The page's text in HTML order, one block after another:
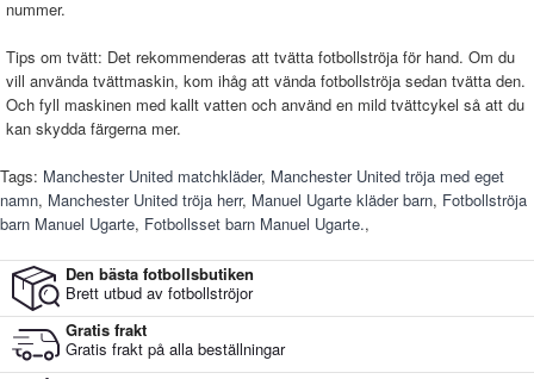
nummer.
Tips om tvätt: Det rekommenderas att tvätta fotbollströja för hand. Om du
vill använda tvättmaskin, kom ihåg att vända fotbollströja sedan tvätta den.
Och fyll maskinen med kallt vatten och använd en mild tvättcykel så att du
kan skydda färgerna mer.
Tags: Manchester United matchkläder, Manchester United tröja med eget
namn, Manchester United tröja herr, Manuel Ugarte kläder barn, Fotbollströja
barn Manuel Ugarte, Fotbollsset barn Manuel Ugarte.,
Den bästa fotbollsbutiken
Brett utbud av fotbollströjor
Gratis frakt
Gratis frakt på alla beställningar